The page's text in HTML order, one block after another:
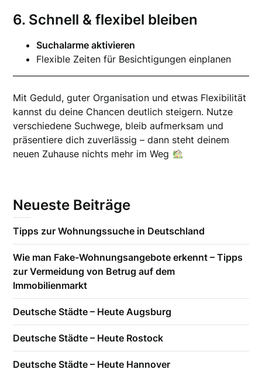
6. Schnell & flexibel bleiben
Suchalarme aktivieren
Flexible Zeiten für Besichtigungen einplanen
Mit Geduld, guter Organisation und etwas Flexibilität
kannst du deine Chancen deutlich steigern. Nutze
verschiedene Suchwege, bleib aufmerksam und
präsentiere dich zuverlässig – dann steht deinem
neuen Zuhause nichts mehr im Weg
Neueste Beiträge
Tipps zur Wohnungssuche in Deutschland
Wie man Fake-Wohnungsangebote erkennt – Tipps
zur Vermeidung von Betrug auf dem
Immobilienmarkt
Deutsche Städte – Heute Augsburg
Deutsche Städte – Heute Rostock
Deutsche Städte – Heute Hannover